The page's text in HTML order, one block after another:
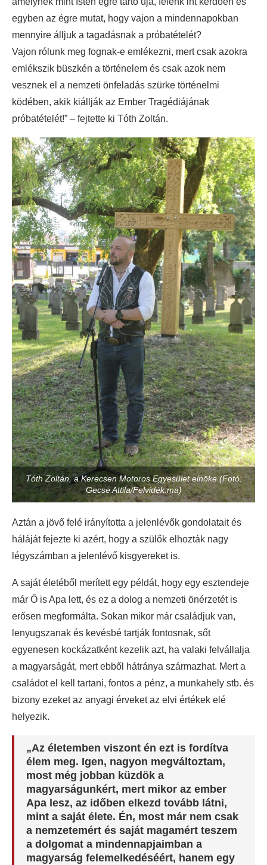
egyben az égre mutat, hogy vajon a mindennapokban
mennyire álljuk a tagadásnak a próbatételét?
Vajon rólunk meg fognak-e emlékezni, mert csak azokra
emlékszik büszkén a történelem és csak azok nem
vesznek el a nemzeti önfeladás szürke történelmi
ködében, akik kiállják az Ember Tragédiájának
próbatételét!” – fejtette ki Tóth Zoltán.
Tóth Zoltán, a Kerecsen Motoros Egyesület elnöke (Fotó:
Gecse Attila/Felvidék.ma)
Aztán a jövő felé irányította a jelenlévők gondolatait és
háláját fejezte ki azért, hogy a szülők elhozták nagy
légyszámban a jelenlévő kisgyereket is.
A saját életéből merített egy példát, hogy egy esztendeje
már Ő is Apa lett, és ez a dolog a nemzeti önérzetét is
erősen megformálta. Sokan mikor már családjuk van,
lenyugszanak és kevésbé tartják fontosnak, sőt
egyenesen kockázatként kezelik azt, ha valaki felvállalja
a magyarságát, mert ebből hátránya származhat. Mert a
családot el kell tartani, fontos a pénz, a munkahely stb. és
bizony ezeket az anyagi érveket az elvi értékek elé
helyezik.
„Az életemben viszont én ezt is fordítva
élem meg. Igen, nagyon megváltoztam,
most még jobban küzdök a
magyarságunkért, mert mikor az ember
Apa lesz, az időben elkezd tovább látni,
mint a saját élete. Én, most már nem csak
a nemzetemért és saját magamért teszem
a dolgomat a mindennapjaimban a
magyarság felemelkedéséért, hanem egy